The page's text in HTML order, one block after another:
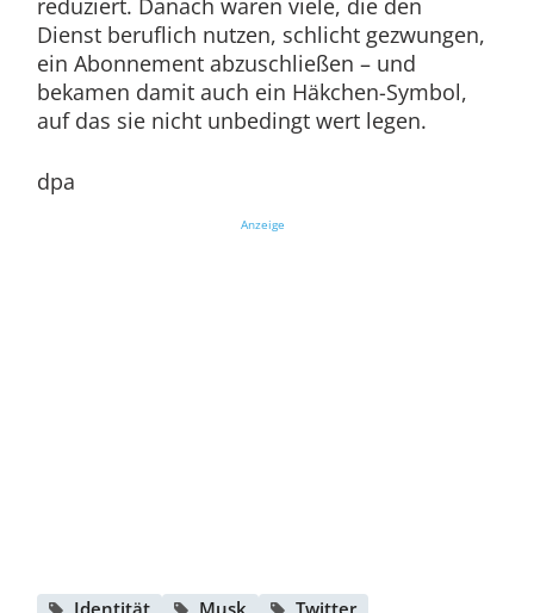
reduziert. Danach waren viele, die den
Dienst beruflich nutzen, schlicht gezwungen,
ein Abonnement abzuschließen – und
bekamen damit auch ein Häkchen-Symbol,
auf das sie nicht unbedingt wert legen.
dpa
Anzeige